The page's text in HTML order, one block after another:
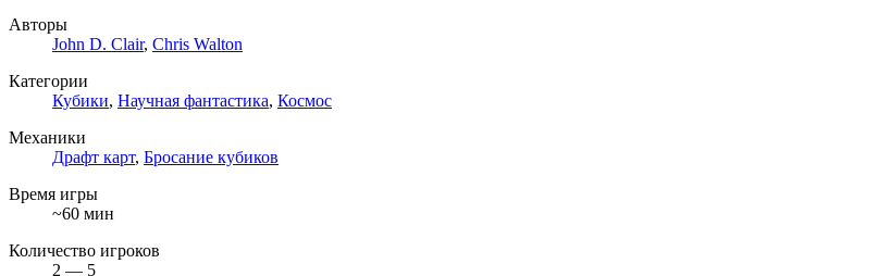
Авторы
John D. Clair, Chris Walton
Категории
Кубики, Научная фантастика, Космос
Механики
Драфт карт, Бросание кубиков
Время игры
~60 мин
Количество игроков
2 — 5